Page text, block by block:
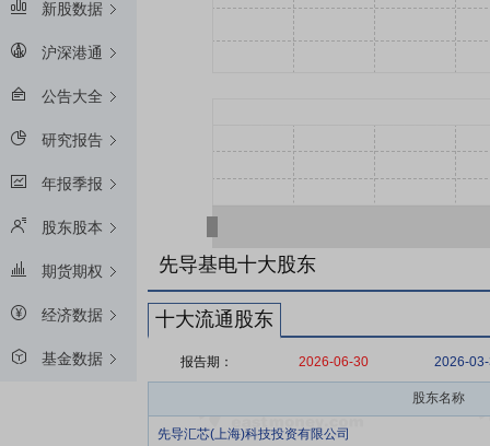
新股数据
沪深港通
公告大全
研究报告
年报季报
股东股本
期货期权
经济数据
基金数据
先导基电十大股东
十大流通股东
报告期： 2026-06-30 2026-
股东名称
先导汇芯(上海)科技投资有限公司